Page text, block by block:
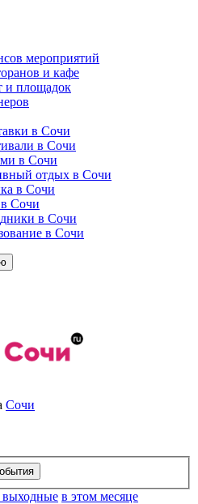
мероприятий
и кафе
и площадок
в Сочи
в Сочи
в Сочи
отдых в Сочи
в Сочи
Сочи
в Сочи
в Сочи
Сочи
выходные в этом месяце